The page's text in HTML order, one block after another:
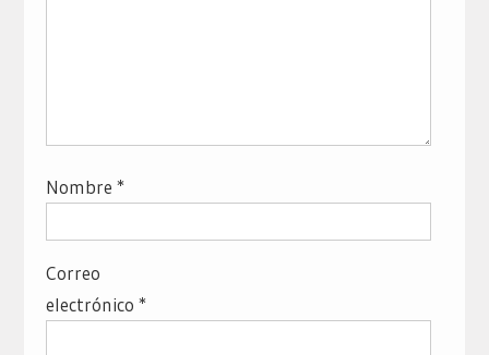
Nombre *
Correo
electrónico *